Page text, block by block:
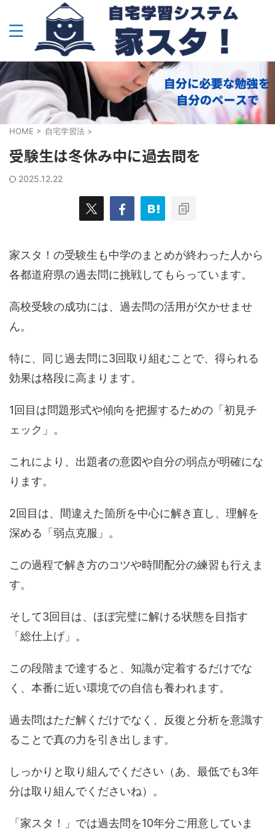
HOME > 自宅学習法 >
受験生は冬休み中に過去問を
2025.12.22
家スタ！の受験生も中学のまとめが終わった人から
各都道府県の過去問に挑戦してもらっています。
高校受験の成功には、過去問の活用が欠かせませ
ん。
特に、同じ過去問に3回取り組むことで、得られる
効果は格段に高まります。
1回目は問題形式や傾向を把握するための「初見チ
ェック」。
これにより、出題者の意図や自分の弱点が明確にな
ります。
2回目は、間違えた箇所を中心に解き直し、理解を
深める「弱点克服」。
この過程で解き方のコツや時間配分の練習も行えま
す。
そして3回目は、ほぼ完璧に解ける状態を目指す
「総仕上げ」。
この段階まで達すると、知識が定着するだけでな
く、本番に近い環境での自信も養われます。
過去問はただ解くだけでなく、反復と分析を意識す
ることで真の力を引き出します。
しっかりと取り組んでください（あ、最低でも3年
分は取り組んでくださいね）。
「家スタ！」では過去問を10年分ご用意していま